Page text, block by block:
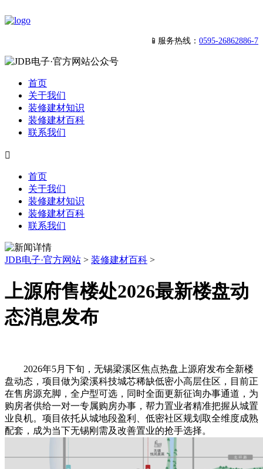
📱服务热线： 0595-26862886-7
首页
关于我们
装修建材知识
装修建材百科
联系我们

首页
关于我们
装修建材知识
装修建材百科
联系我们
JDB电子·官方网站 > 装修建材百科 >
上源府售楼处2026最新楼盘动
态消息发布
2026年5月下旬，无锡梁溪区焦点热盘上源府发布全新楼
盘动态，项目做为梁溪科技城芯稀缺低密小高层住区，目前正
在售房源充脚，全户型可选，同时全面更新征询办事通道，为
购房者供给一对一专属购房办事，帮力置业者精准把握从城置
业良机。项目依托从城地段盈利、低密社区规划取全维度成熟
配套，成为当下无锡刚需及改善置业的抢手选择。